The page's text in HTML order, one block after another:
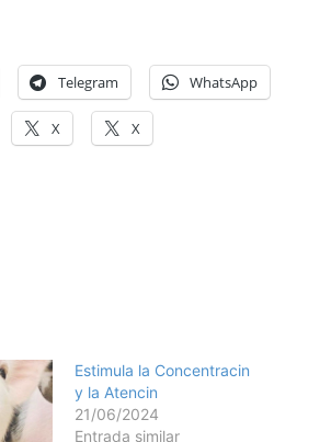
Telegram WhatsApp
X X
Estimula la Concentracin
y la Atencin
21/06/2024
Entrada similar